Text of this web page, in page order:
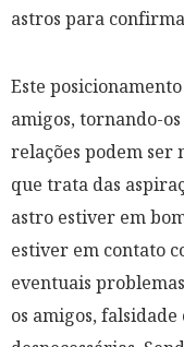
astros para
Este
amigos, tornando-
relações podem ser
que trata das
astro estiver em
estiver em contato
eventuais
os amigos,